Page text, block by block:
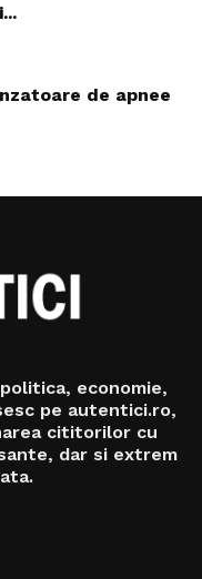
de apnee
economie,
pe autentici.ro,
cititorilor cu
dar si extrem